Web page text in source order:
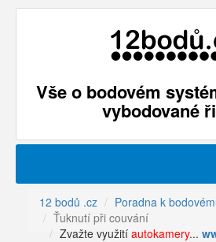
Vše o bodovém
vybodované
12 bodů .cz
Poradna k
Ťuknutí při couvání
Zvažte využití autokamery...